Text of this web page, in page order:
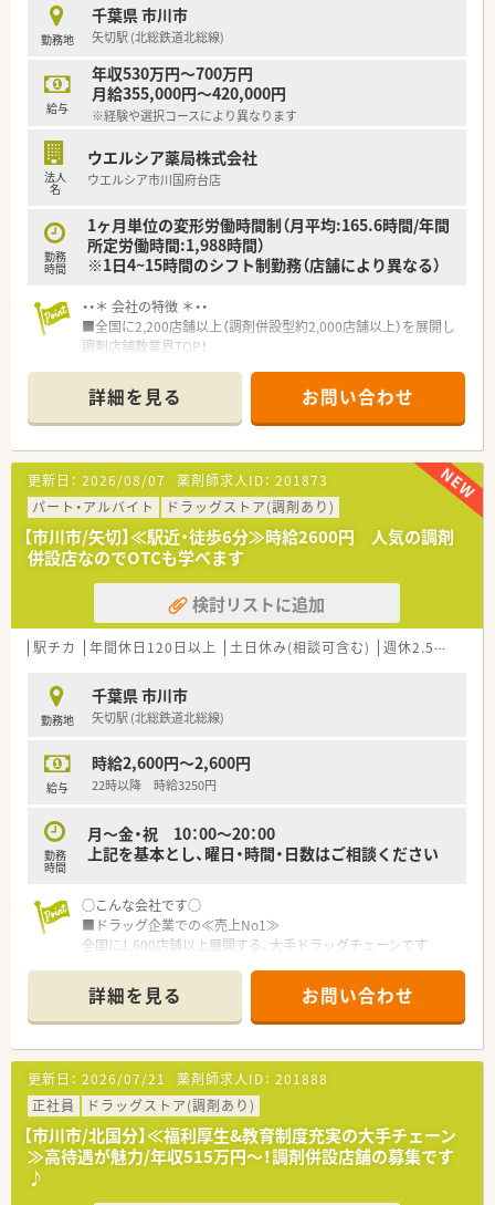
■育児休暇は3歳まで取得が可能で、時短制度は小学5年生まで
時短勤務ができるよう変更予定です。
■年間休日が120日とワークライフバランスが整っています
■日用品から常備薬まで、従業員割引制度など嬉しいメリットも
たくさんあります！
勤務地
千葉県 市川市
矢切駅 (北総鉄道北総線)
給与
年収530万円～700万円
月給355,000円～420,000円
※経験や選択コースにより異なります
法人
名
ウエルシア薬局株式会社
ウエルシア市川国府台店
勤務
時間
1ヶ月単位の変形労働時間制（月平均:165.6時間/年間
所定労働時間:1,988時間）
※1日4~15時間のシフト制勤務（店舗により異なる）
・・＊ 会社の特徴 ＊・・
■全国に2,200店舗以上（調剤併設型約2,000店舗以上）を展開し
調剤店舗数業界TOP！
頑張り次第で高給与も可能！
■経験や勤務コースによりますが、経験の少ない方でも500万前
半スタートと業界TOP水準！
■職種や職域に合わせ、豊富な社内研修や外部組織と連携した研
修を用意されています
■薬剤師が中心の会社だからこそ活躍できるキャリアパスが多
種多様に用意されています。
■店舗拡大に伴い、エリアマネジャーや営業部長等のマネジメン
トのポジションも増えます。
■在宅や教育等の専門性を活かせるスペシャリストを目指すこ
とも可能です。
■その他にも、管理部門や商品部門等の本社スタッフなど活動領
域は多種多様です。
■在宅実施店舗は年々増加しており、在宅医療へもしっかりと関
■育児休暇は3歳まで取得が可能で、時短制度は小学5年生まで
時短勤務ができるよう変更予定です。
■年間休日が120日とワークライフバランスが整っています
たくさんあります！
詳細を見る お問い合わせ
更新日： 2026/08/07 薬剤師求人ID： 201873
パート・アルバイト
ドラッグストア(調剤あり)
【市川市/矢切】≪駅近・徒歩6分≫時給2600円 人気の調剤
併設店なのでOTCも学べます
検討リストに追加
駅チカ 年間休日120日以上 土日休み(相談可含む) 週休2.5日以上
勤務地
千葉県 市川市
矢切駅 (北総鉄道北総線)
給与
時給2,600円～2,600円
22時以降 時給3250円
勤務
時間
月～金・祝 10：00～20：00
上記を基本とし、曜日・時間・日数はご相談ください
○こんな会社です○
■ドラッグ企業での≪売上No1≫
全国に1,600店舗以上展開する、大手ドラッグチェーンです
調剤報酬改定の影響もなく、今後も業界で長く生き残っていける
安定企業です
■臨時ボーナス・支給あり！
利益が出れば従業員にしっかりと還元される会社です
■学びたい方への、補助金も充実！
…入学金・授業料・居住経費の補助ありで、大学院へ進学できます
…ガン研修プログラムとして、6ヶ月の病院研修に参加できます
■調剤薬局と同じ環境でスキルアップ可能！
1店舗あたり月平均1,000枚程度の応需枚数があり、ドラッグで
も調剤専門薬局と同等にスキルアップができます
詳細を見る お問い合わせ
更新日： 2026/07/21 薬剤師求人ID： 201888
正社員
ドラッグストア(調剤あり)
【市川市/北国分】≪福利厚生&教育制度充実の大手チェーン
≫高待遇が魅力/年収515万円～！調剤併設店舗の募集です
♪